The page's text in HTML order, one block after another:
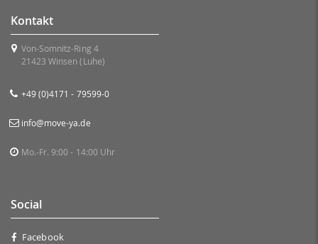
Kontakt
Von-Somnitz-Ring 4
21423 Winsen (Luhe)
+49 (0)4171 - 79599-0
info@move-ya.de
Mo.-Fr. 9:00 - 14:00 Uhr
Social
Facebook